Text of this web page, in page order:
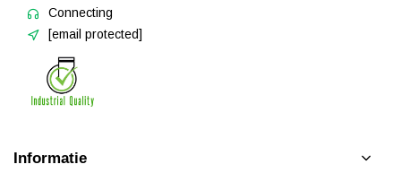
Connecting
[email protected]
Informatie